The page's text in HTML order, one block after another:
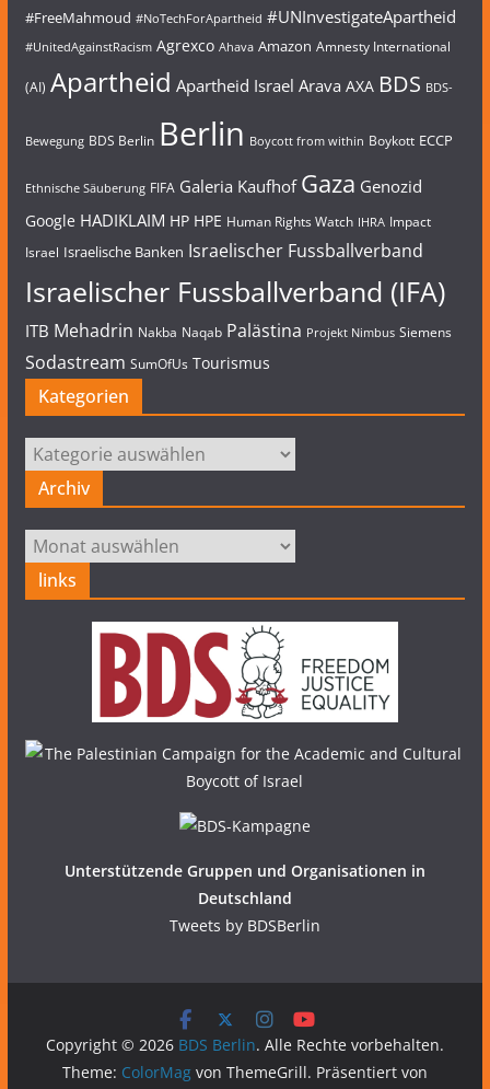
#FreeMahmoud #NoTechForApartheid #UNInvestigateApartheid
#UnitedAgainstRacism Agrexco Ahava Amazon Amnesty International
(AI) Apartheid Apartheid Israel Arava AXA BDS BDS-
Bewegung BDS Berlin Berlin Boycott from within Boykott ECCP
Ethnische Säuberung FIFA Galeria Kaufhof Gaza Genozid
Google HADIKLAIM HP HPE Human Rights Watch IHRA Impact
Israel Israelische Banken Israelischer Fussballverband
Israelischer Fussballverband (IFA)
ITB Mehadrin Nakba Naqab Palästina Projekt Nimbus Siemens
Sodastream SumOfUs Tourismus
Kategorien
Kategorien
Archiv
Archiv
links
Unterstützende Gruppen und Organisationen in
Deutschland
Tweets by BDSBerlin
Copyright © 2026 BDS Berlin. Alle Rechte vorbehalten.
Theme: ColorMagvon ThemeGrill. Präsentiert von